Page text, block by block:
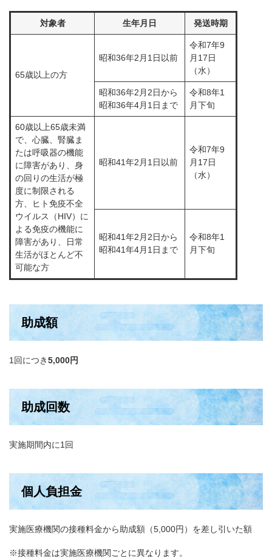
対象者 生年月日 発送時期
65歳以上の方
昭和36年2月1日以前
令和7年9
月17日
（水）
昭和36年2月2日から
昭和36年4月1日まで
令和8年1
月下旬
60歳以上65歳未満
で、心臓、腎臓ま
たは呼吸器の機能
に障害があり、身
の回りの生活が極
度に制限される
方、ヒト免疫不全
ウイルス（HIV）に
よる免疫の機能に
障害があり、日常
生活がほとんど不
可能な方
昭和41年2月1日以前
令和7年9
月17日
（水）
昭和41年2月2日から
昭和41年4月1日まで
令和8年1
月下旬
助成額
1回につき5,000円​
助成回数
実施期間内に1回
個人負担金
実施医療機関の接種料金から助成額（5,000円）を差し引いた額
※接種料金は実施医療機関ごとに異なります。